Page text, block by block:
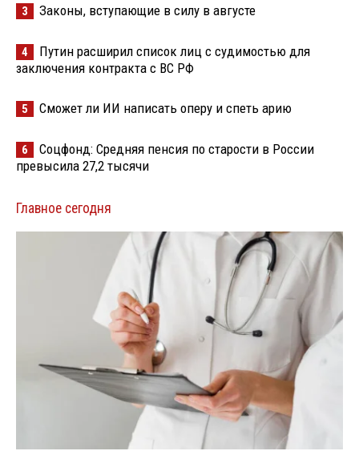
3 Законы, вступающие в силу в августе
4
Путин расширил список лиц с судимостью для
заключения контракта с ВС РФ
5 Сможет ли ИИ написать оперу и спеть арию
6
Соцфонд: Средняя пенсия по старости в России
превысила 27,2 тысячи
Главное сегодня